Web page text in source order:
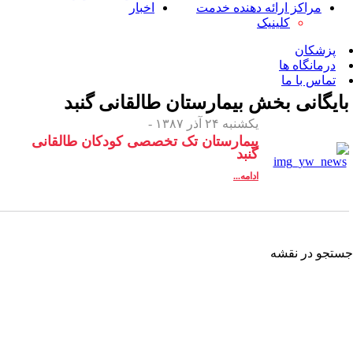
دهنده خدمت
اخبار
بخشبیمارستان طالقانی گنبد
بیمارستان تک تخصصی کودکان طالقانی